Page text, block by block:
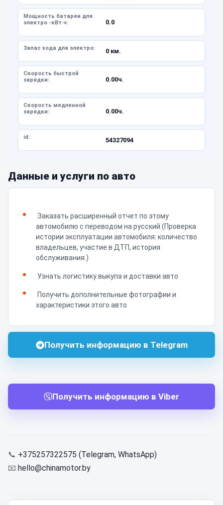
Мощность батареи для
электро -кВт·ч:
0.0
Запас хода для электро: 0 км.
Скорость быстрой
зарядки:
0.00ч.
Скорость медленной
зарядки:
0.00ч.
id: 54327094
Данные и услуги по авто
Заказать расширенный отчет по этому
автомобилю с переводом на русский (Проверка
истории эксплуатации автомобиля: количество
владельцев, участие в ДТП, история
обслуживания.)
Узнать логистику выкупа и доставки авто
Получить дополнительные фотографии и
характеристики этого авто
Получить информацию в Telegram
Получить информацию в Viber
📞 +375257322575 (Telegram, WhatsApp)
📧 hello@chinamotor.by